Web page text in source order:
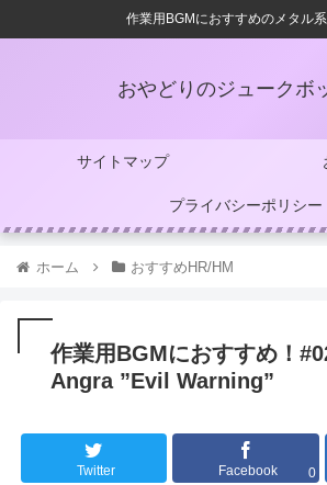
作業用BGMにおすすめのメタル
おやどりのジュークボ
サイトマップ
プライバシーポリシー
ホーム おすすめHR/HM
作業用BGMにおすすめ！
Angra ”Evil Warning”
Twitter Facebook 0